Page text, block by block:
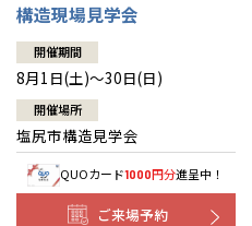
構造現場見学会
開催期間
8月1日(土)～30日(日)
開催場所
塩尻市構造見学会
QUOカード1000円分進呈中！
ご来場予約